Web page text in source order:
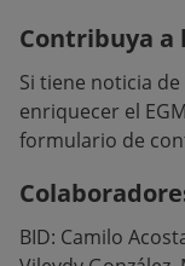
Contribuya a
Si tiene noticia
enriquecer el
formulario de
BID: Camilo